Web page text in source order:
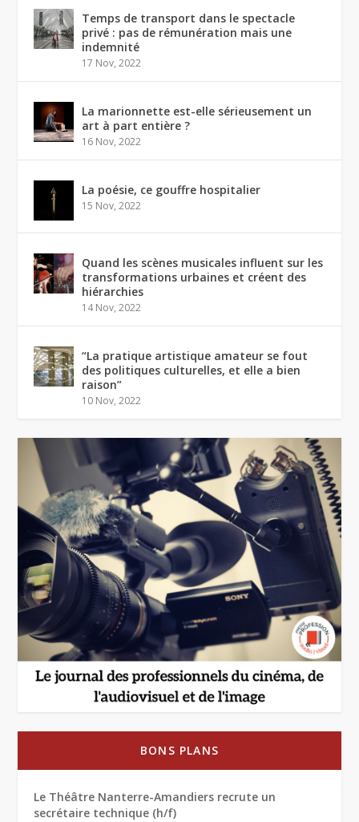
Temps de transport dans le spectacle
privé : pas de rémunération mais une
indemnité
17 Nov, 2022
La marionnette est-elle sérieusement un
art à part entière ?
16 Nov, 2022
La poésie, ce gouffre hospitalier
15 Nov, 2022
Quand les scènes musicales influent sur les
transformations urbaines et créent des
hiérarchies
14 Nov, 2022
“La pratique artistique amateur se fout
des politiques culturelles, et elle a bien
raison”
10 Nov, 2022
BONS PLANS
Le Théâtre Nanterre-Amandiers recrute un
secrétaire technique (h/f)